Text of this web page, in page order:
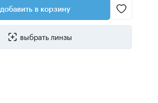
добавить в корзину
выбрать линзы